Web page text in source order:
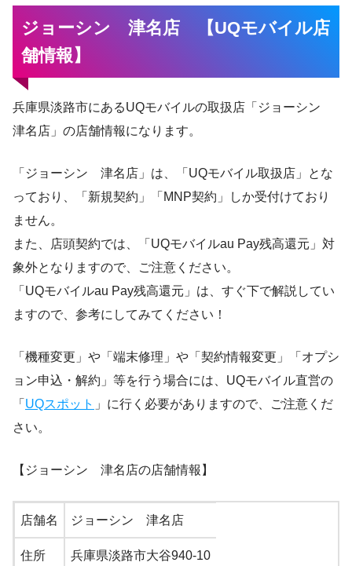
ジョーシン 津名店 【UQモバイル店
舗情報】
兵庫県淡路市にあるUQモバイルの取扱店「ジョーシン
津名店」の店舗情報になります。
「ジョーシン 津名店」は、「UQモバイル取扱店」とな
っており、「新規契約」「MNP契約」しか受付けており
ません。
また、店頭契約では、「UQモバイルau Pay残高還元」対
象外となりますので、ご注意ください。
「UQモバイルau Pay残高還元」は、すぐ下で解説してい
ますので、参考にしてみてください！
「機種変更」や「端末修理」や「契約情報変更」「オプシ
ョン申込・解約」等を行う場合には、UQモバイル直営の
「 UQスポット 」に行く必要がありますので、ご注意くだ
さい。
【ジョーシン 津名店の店舗情報】
店舗名 ジョーシン 津名店
住所 兵庫県淡路市大谷940-10